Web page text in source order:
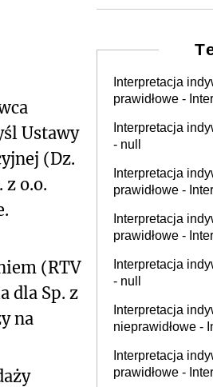
Ustawy
(Dz.
z o.o.
(RTV
dla Sp. z
na
Interpretacja
prawidłowe -
Interpretacja
- null
Interpretacja
prawidłowe -
Interpretacja
prawidłowe -
Interpretacja
- null
Interpretacja
nieprawidłowe -
Interpretacja
prawidłowe -